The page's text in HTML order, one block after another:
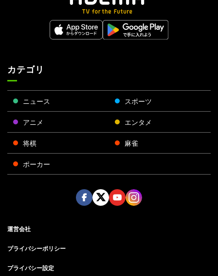
カテゴリ
ニュース スポーツ
アニメ エンタメ
将棋 麻雀
ポーカー
運営会社
プライバシーポリシー
プライバシー設定